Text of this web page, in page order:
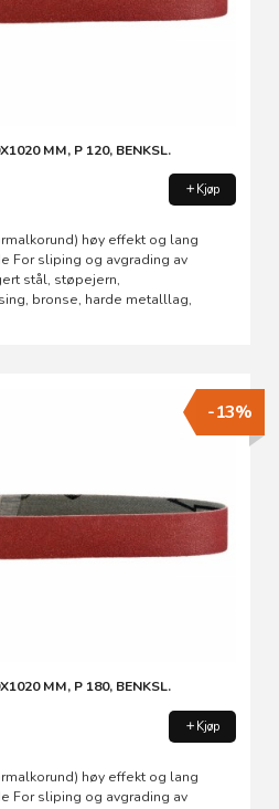
MM, P 120, BENKSL.
Kjøp
høy effekt og lang
For sliping og avgrading av
stål, støpejern,
bronse, harde metalllag,
MM, P 180, BENKSL.
-13%
Kjøp
høy effekt og lang
For sliping og avgrading av